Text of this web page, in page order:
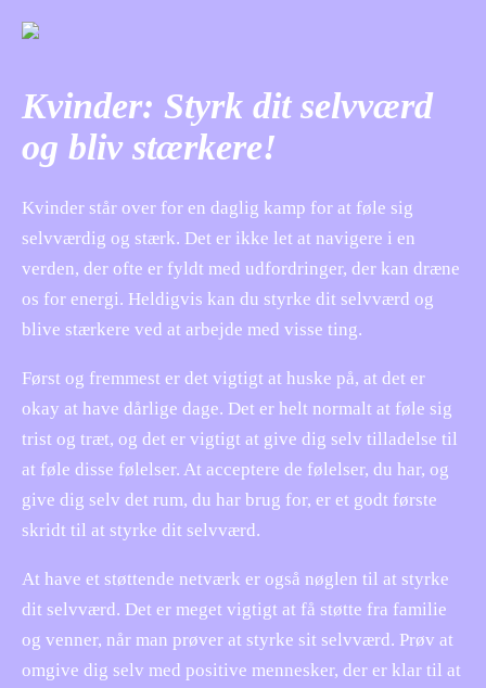
Kvinder: Styrk dit selvværd
og bliv stærkere!
Kvinder står over for en daglig kamp for at føle sig
selvværdig og stærk. Det er ikke let at navigere i en
verden, der ofte er fyldt med udfordringer, der kan dræne
os for energi. Heldigvis kan du styrke dit selvværd og
blive stærkere ved at arbejde med visse ting.
Først og fremmest er det vigtigt at huske på, at det er
okay at have dårlige dage. Det er helt normalt at føle sig
trist og træt, og det er vigtigt at give dig selv tilladelse til
at føle disse følelser. At acceptere de følelser, du har, og
give dig selv det rum, du har brug for, er et godt første
skridt til at styrke dit selvværd.
At have et støttende netværk er også nøglen til at styrke
dit selvværd. Det er meget vigtigt at få støtte fra familie
og venner, når man prøver at styrke sit selvværd. Prøv at
omgive dig selv med positive mennesker, der er klar til at